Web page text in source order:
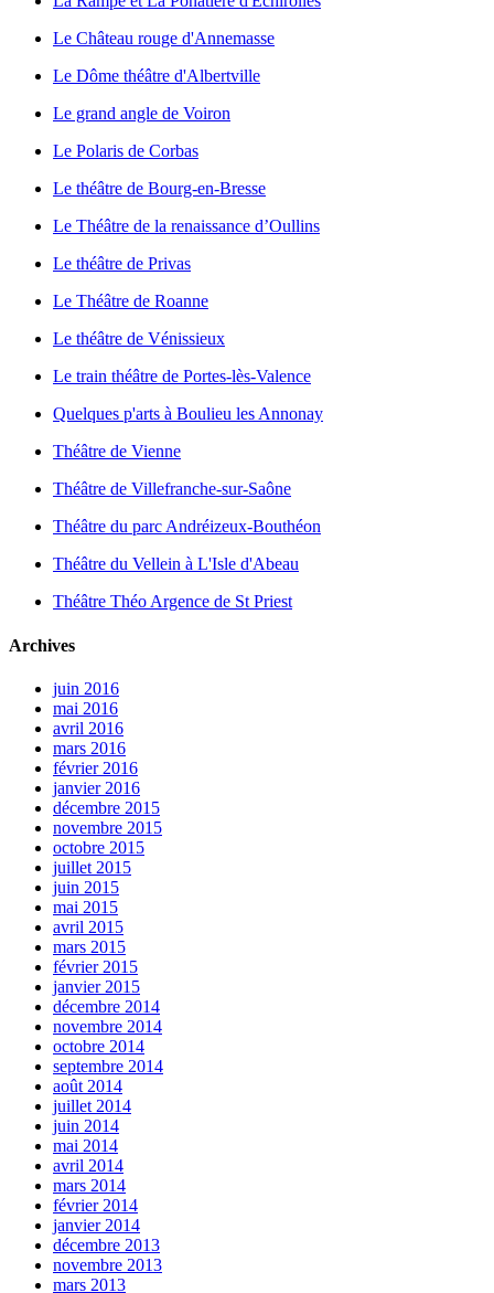
Le Château rouge d'Annemasse
Le Dôme théâtre d'Albertville
Le grand angle de Voiron
Le Polaris de Corbas
Le théâtre de Bourg-en-Bresse
Le Théâtre de la renaissance d’Oullins
Le théâtre de Privas
Le Théâtre de Roanne
Le théâtre de Vénissieux
Le train théâtre de Portes-lès-Valence
Quelques p'arts à Boulieu les Annonay
Théâtre de Vienne
Théâtre de Villefranche-sur-Saône
Théâtre du parc Andréizeux-Bouthéon
Théâtre du Vellein à L'Isle d'Abeau
Théâtre Théo Argence de St Priest
Archives
juin 2016
mai 2016
avril 2016
mars 2016
février 2016
janvier 2016
décembre 2015
novembre 2015
octobre 2015
juillet 2015
juin 2015
mai 2015
avril 2015
mars 2015
février 2015
janvier 2015
décembre 2014
novembre 2014
octobre 2014
septembre 2014
août 2014
juillet 2014
juin 2014
mai 2014
avril 2014
mars 2014
février 2014
janvier 2014
décembre 2013
novembre 2013
mars 2013